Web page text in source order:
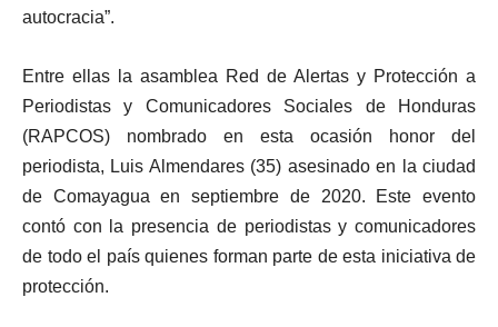
autocracia”.
Entre ellas la asamblea Red de Alertas y Protección a
Periodistas y Comunicadores Sociales de Honduras
(RAPCOS) nombrado en esta ocasión honor del
periodista, Luis Almendares (35) asesinado en la ciudad
de Comayagua en septiembre de 2020. Este evento
contó con la presencia de periodistas y comunicadores
de todo el país quienes forman parte de esta iniciativa de
protección.